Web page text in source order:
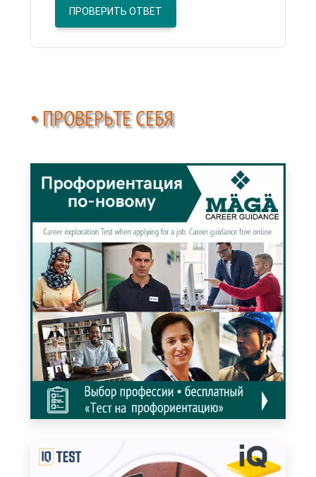
ПРОВЕРИТЬ ОТВЕТ
• ПРОВЕРЬТЕ СЕБЯ